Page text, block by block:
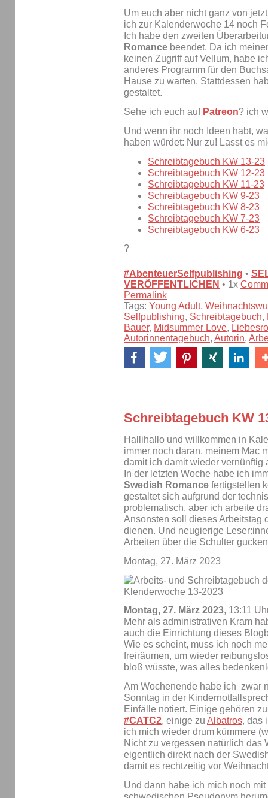
Um euch aber nicht ganz von
ich zur Kalenderwoche 14 noch
Ich habe den zweiten
Romance beendet. Da ich
keinen Zugriff auf Vellum, habe
anderes Programm für den
Hause zu warten. Stattdessen
gestaltet.
Sehe ich euch auf Patreon? ich
Und wenn ihr noch Ideen habt,
haben würdet: Nur zu! Lasst es
Schreibtagebuch KW 13-23
Schreibtagebuch KW 12-23
Schreibtagebuch KW 11-23
Schreibtagebuch KW 9-23
Schreibtagebuch KW 8-23
Schreibtagebuch KW 7-23
Schreibtagebuch KW 6-23
?
#AbenteuerSelfpublishing •
VERÖFFENTLICHEN • 1x
Permalink
Tags: Young Adult,
Selfpublishing, Schreibtagebuch,
Bauer, Midsummer Love,
Autorinnentagebuch, Autorin,
Schreibtagebuch KW
Hallihallo und willkommen in
immer noch daran, meinem Mac
damit ich damit wieder vernünftig
In der letzten Woche habe ich
Swedish Romance fertigstellen
gestaltet sich aufgrund der
problematisch, aber ich arbeite
Ansonsten soll dieses Arbeitstag
dienen. Und neugierige
Arbeiten über die Schulter
Montag, 27. März 2023
Montag, 27. März 2023, 13:11
Mehr als administrativen Kram
auch die Einrichtung dieses
Wie es scheint, muss ich noch
freiräumen, um wieder
bloß wüsste, was alles
Am Wochenende habe ich zwar
Sonntag in der
Einfälle notiert. Einige gehören
#CATC2, einige zu Albatros, das
ich mich wieder drum kümmere
Nicht zu vergessen natürlich das
eigentlich direkt nach der
damit es rechtzeitig vor
Und dann habe ich mich noch